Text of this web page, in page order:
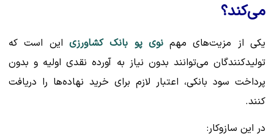
می‌کند؟
یکی از مزیت‌های مهمنوی پو بانک کشاورزی این است که
تولیدکنندگان می‌توانند بدون نیاز به آورده نقدی اولیه و بدون
پرداخت سود بانکی، اعتبار لازم برای خرید نهاده‌ها را دریافت
کنند.
در این سازوکار: